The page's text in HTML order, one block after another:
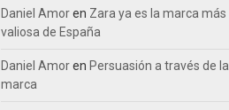
Daniel Amoren Zara ya es la marca más
valiosa de España
Daniel Amoren Persuasión a través de la
marca